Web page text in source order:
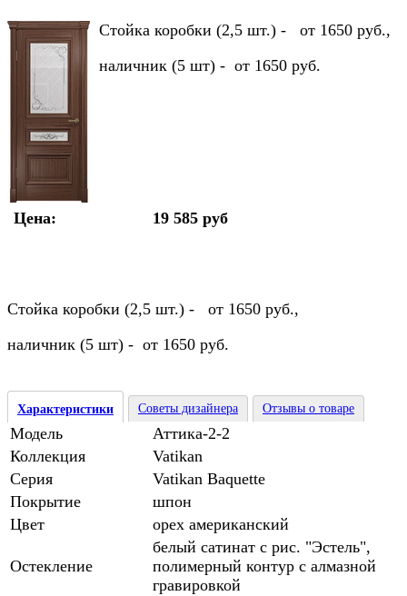
Стойка коробки (2,5 шт.) - от 1650 руб.,
наличник (5 шт) - от 1650 руб.
Цена: 19 585 руб
Стойка коробки (2,5 шт.) - от 1650 руб.,
наличник (5 шт) - от 1650 руб.
Характеристики Советы дизайнера Отзывы о товаре
Модель
Аттика-2-2
Коллекция
Vatikan
Серия
Vatikan Baquette
Покрытие
шпон
Цвет
орех американский
Остекление
белый сатинат с рис. "Эстель",
полимерный контур с алмазной
гравировкой